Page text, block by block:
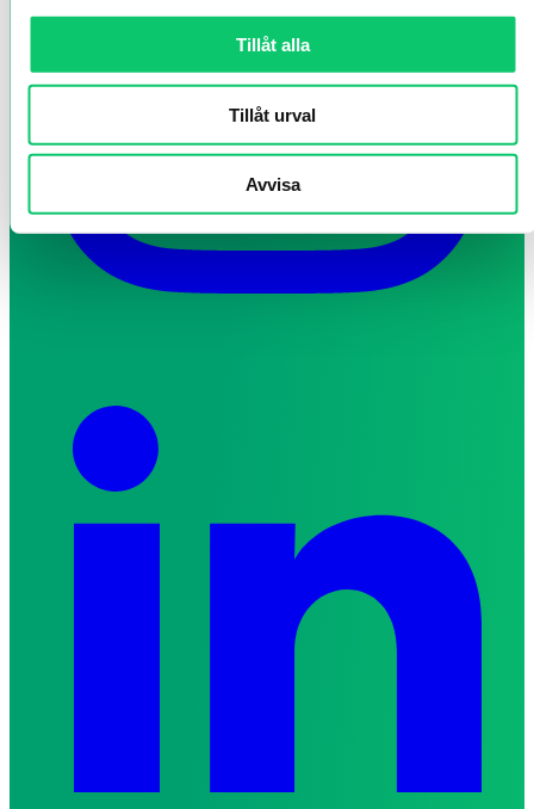
Tillåt alla
Tillåt urval
Avvisa